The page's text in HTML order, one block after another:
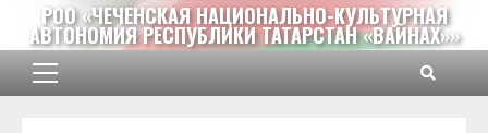
Перейти
содержимому
РОО «ЧЕЧЕНСКАЯ НАЦИОНАЛЬНО-КУЛЬТУРНАЯ
АВТОНОМИЯ РЕСПУБЛИКИ ТАТАРСТАН «ВАЙНАХ»»
Основное